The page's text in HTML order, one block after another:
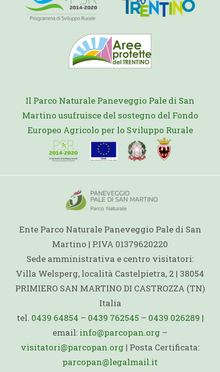
Il Parco Naturale Paneveggio Pale di San
Martino usufruisce del sostegno del Fondo
Europeo Agricolo per lo Sviluppo Rurale
Ente Parco Naturale Paneveggio Pale di San
Martino | P.IVA 01379620220
Sede amministrativa e centro visitatori:
Villa Welsperg, località Castelpietra, 2 | 38054
PRIMIERO SAN MARTINO DI CASTROZZA (TN)
Italia
tel. 0439 64854 – 0439 762545 – 0439 026289 |
email: info@parcopan.org –
visitatori@parcopan.org | Posta Certificata:
parcopan@legalmail.it